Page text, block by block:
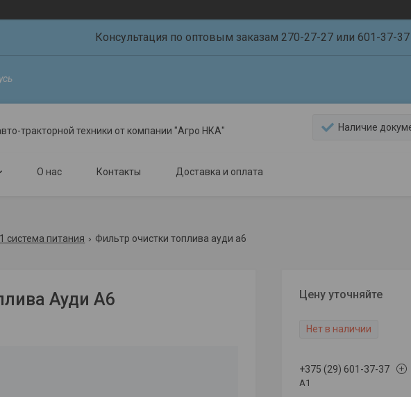
Консультация по оптовым заказам 270-27-27 или 601-37-37
тракторной техники от компании "Агро НКА" Наличие
О нас Контакты Доставка и оплата
система питания Фильтр очистки топлива ауди а6
Ауди А6 Цену уточняйте
Нет в наличии
+375 (29) 601-37-37
A1